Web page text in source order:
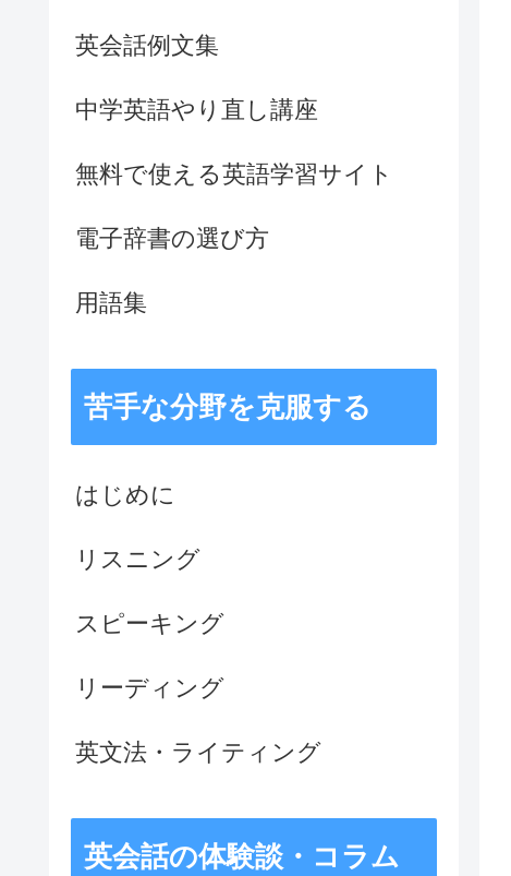
英会話例文集
中学英語やり直し講座
無料で使える英語学習サイト
電子辞書の選び方
用語集
苦手な分野を克服する
はじめに
リスニング
スピーキング
リーディング
英文法・ライティング
英会話の体験談・コラム